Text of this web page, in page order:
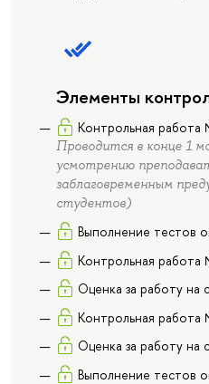
Элементы
Контрольная
Проводится в конце 1
усмотрению
заблаговременным
студентов)
Выполнение тестов
Контрольная
Оценка за работу на
Контрольная
Оценка за работу на
Выполнение тестов